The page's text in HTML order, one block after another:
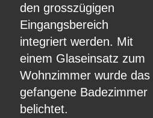
den grosszügigen
Eingangsbereich
integriert werden. Mit
einem Glaseinsatz zum
Wohnzimmer wurde das
gefangene Badezimmer
belichtet.